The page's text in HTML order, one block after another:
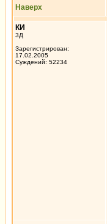
Наверх
КИ
3Д
Зарегистрирован:
17.02.2005
Суждений: 52234